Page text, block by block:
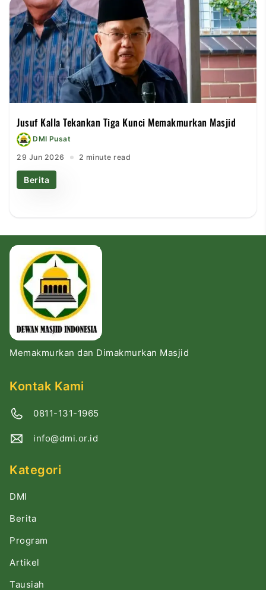
Jusuf Kalla Tekankan Tiga Kunci Memakmurkan Masjid
DMI Pusat
29 Jun 2026 2 minute read
Berita
Memakmurkan dan Dimakmurkan Masjid
Kontak Kami
0811-131-1965
info@dmi.or.id
Kategori
DMI
Berita
Program
Artikel
Tausiah